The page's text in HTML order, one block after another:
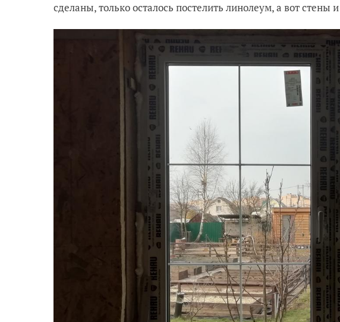
сделаны, только осталось постелить линолеум, а вот стены